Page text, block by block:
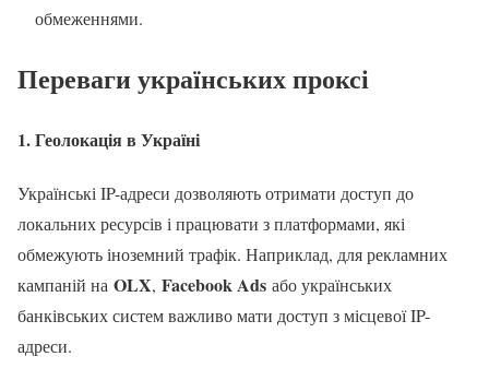
обмеженнями.
Переваги українських проксі
1. Геолокація в Україні
Українські IP-адреси дозволяють отримати доступ до
локальних ресурсів і працювати з платформами, які
обмежують іноземний трафік. Наприклад, для рекламних
кампаній на OLX, Facebook Ads або українських
банківських систем важливо мати доступ з місцевої IP-
адреси.